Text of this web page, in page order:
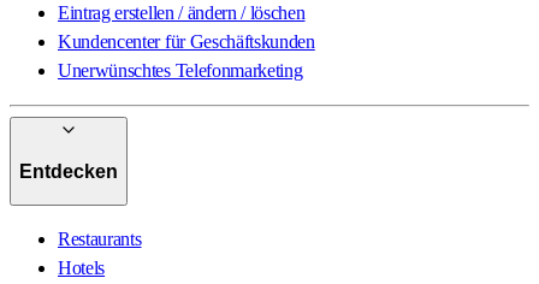
Eintrag erstellen / ändern / löschen
Kundencenter für Geschäftskunden
Unerwünschtes Telefonmarketing
Entdecken
Restaurants
Hotels